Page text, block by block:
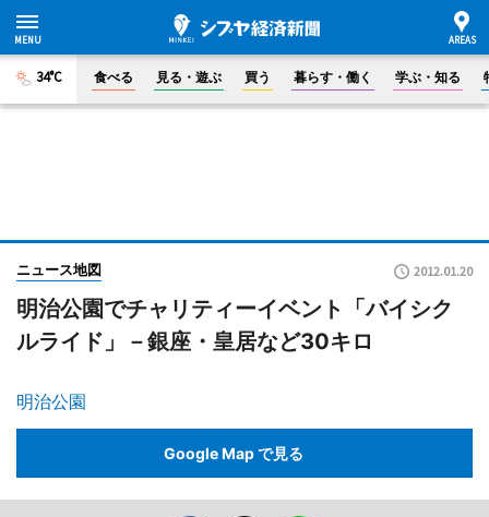
34°C 食べる 見る・遊ぶ 買う 暮らす・働く 学ぶ・知る
ニュース地図 2012.01.20
明治公園でチャリティーイベント「バイシク
ルライド」－銀座・皇居など30キロ
明治公園
Google Map で見る